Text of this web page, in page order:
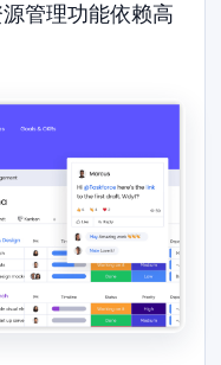
管理功能依赖高